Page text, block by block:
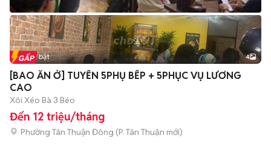
Tin nổi bật 4
[BAO ĂN Ở] TUYỂN 5PHỤ BẾP + 5PHỤC VỤ LƯƠNG
CAO
Xôi Xéo Bà 3 Béo
Đến 12 triệu/tháng
Phường Tân Thuận Đông (P. Tân Thuận mới)